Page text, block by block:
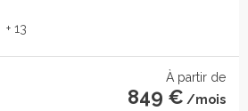
+ 13
À partir de
849 € /mois